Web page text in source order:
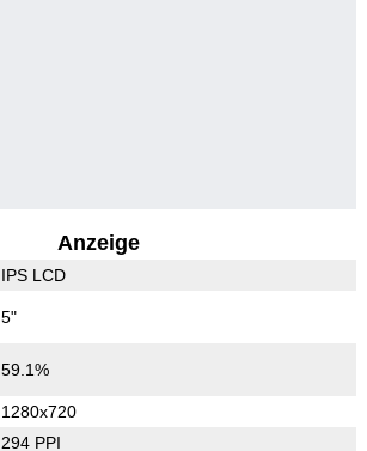
Anzeige
IPS LCD
5"
59.1%
1280x720
294 PPI